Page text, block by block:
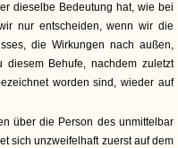
dieselbe Bedeutung hat, wie bei
nur entscheiden, wenn wir die
die Wirkungen nach außen,
diesem Behufe, nachdem zuletzt
worden sind, wieder auf
über die Person des unmittelbar
sich unzweifelhaft zuerst auf dem